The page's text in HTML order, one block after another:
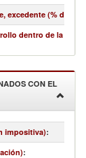
excedente (% del
dentro de la
CON EL
impositiva):
: